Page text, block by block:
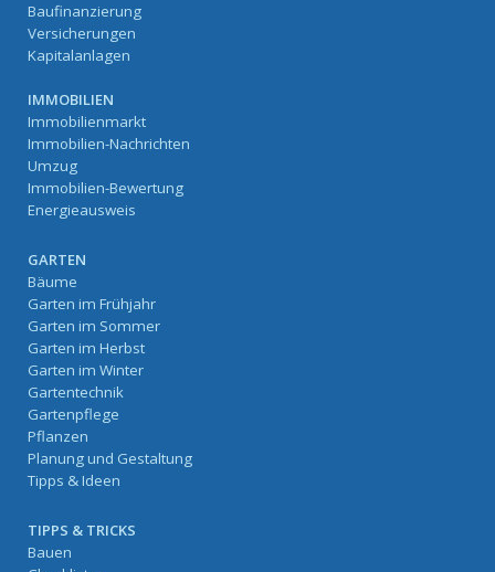
Baufinanzierung
Versicherungen
Kapitalanlagen
IMMOBILIEN
Immobilienmarkt
Immobilien-Nachrichten
Umzug
Immobilien-Bewertung
Energieausweis
GARTEN
Bäume
Garten im Frühjahr
Garten im Sommer
Garten im Herbst
Garten im Winter
Gartentechnik
Gartenpflege
Pflanzen
Planung und Gestaltung
Tipps & Ideen
TIPPS & TRICKS
Bauen